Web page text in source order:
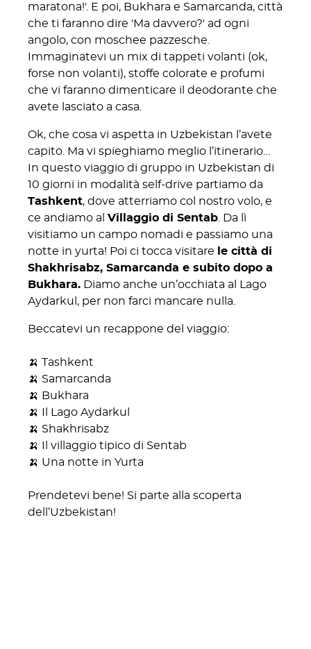
maratona!'. E poi, Bukhara e Samarcanda, città
che ti faranno dire 'Ma davvero?' ad ogni
angolo, con moschee pazzesche.
Immaginatevi un mix di tappeti volanti (ok,
forse non volanti), stoffe colorate e profumi
che vi faranno dimenticare il deodorante che
avete lasciato a casa.
Ok, che cosa vi aspetta in Uzbekistan l’avete
capito. Ma vi spieghiamo meglio l’itinerario…
In questo viaggio di gruppo in Uzbekistan di
10 giorni in modalità self-drive partiamo da
Tashkent, dove atterriamo col nostro volo, e
ce andiamo al Villaggio di Sentab . Da lì
visitiamo un campo nomadi e passiamo una
notte in yurta! Poi ci tocca visitare
le città di
Shakhrisabz, Samarcanda e subito dopo a
Bukhara. Diamo anche un’occhiata al Lago
Aydarkul, per non farci mancare nulla.
Beccatevi un recappone del viaggio:
🍌 Tashkent
🍌 Samarcanda
🍌 Bukhara
🍌 Il Lago Aydarkul
🍌 Shakhrisabz
🍌 Il villaggio tipico di Sentab
🍌 Una notte in Yurta
Prendetevi bene! Si parte alla scoperta
dell’Uzbekistan!